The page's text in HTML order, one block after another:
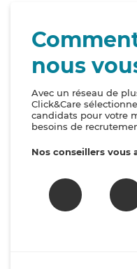
nous
Avec un réseau de
Click&Care
candidats pour votre
besoins de
Nos conseillers vous